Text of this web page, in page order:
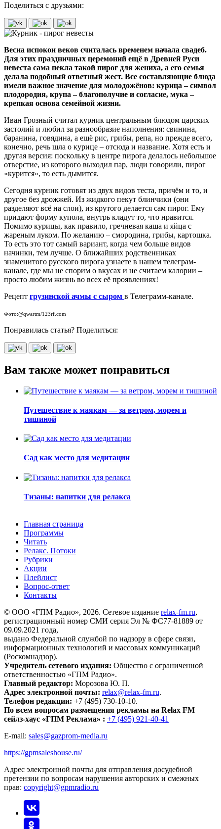
Поделиться с друзьями:
Весна испокон веков считалась временем начала свадеб.
Для этих праздничных церемоний ещё в Древней Руси
невеста сама пекла такой пирог для жениха, а его семья
делала подобный ответный жест. Все составляющие блюда
имели важное значение для молодожёнов: курица – символ
плодородия, крупа – благополучие и согласие, мука –
крепкая основа семейной жизни.
Иван Грозный считал курник центральным блюдом царских
застолий и любил за разнообразие наполнения: свинина,
баранина, говядина, а ещё рис, грибы, репа, но прежде всего,
конечно, речь шла о курице – отсюда и название. Хотя есть и
другая версия: поскольку в центре пирога делалось небольшое
отверстие, из которого выходил пар, люди говорили, пирог
«курится», то есть дымится.
Сегодня курник готовят из двух видов теста, причём и то, и
другое без дрожжей. Из жидкого пекут блинчики (они
разделяют всё на слои), из крутого делается сам пирог. Ему
придают форму купола, внутрь кладут то, что нравится.
Помимо курицы, как правило, гречневая каша и яйца с
жареным луком. По желанию – смородина, грибы, картошка.
То есть это тот самый вариант, когда чем больше видов
начинки, тем лучше. О ближайших родственниках
знаменитого русского пирога узнаете в нашем телеграм-
канале, где мы не спорим о вкусах и не считаем калории –
просто любим жизнь во всех её проявлениях!
Рецепт грузинской ачмы с сыром в Телеграмм-канале.
Фото:@qwartm/123rf.com
Понравилась статья? Поделиться:
Вам также может понравиться
Путешествие к маякам — за ветром, морем и
тишиной
Сад как место для медитации
Тизаны: напитки для релакса
Главная страница
Программы
Читать
Релакс. Потоки
Рубрики
Акции
Плейлист
Вопрос-ответ
Контакты
© ООО «ГПМ Радио», 2026. Сетевое издание relax-fm.ru,
регистрационный номер СМИ серия Эл № ФС77-81889 от
09.09.2021 года,
выдано Федеральной службой по надзору в сфере связи,
информационных технологий и массовых коммуникаций
(Роскомнадзор).
Учредитель сетевого издания: Общество с ограниченной
ответственностью «ГПМ Радио».
Главный редактор: Морозова Ю. П.
Адрес электронной почты: relax@relax-fm.ru.
Телефон редакции: +7 (495) 730-10-10.
По всем вопросам размещения рекламы на Relax FM
сейлз-хаус «ГПМ Реклама» : +7 (495) 921-40-41
E-mail: sales@gazprom-media.ru
https://gpmsaleshouse.ru/
Адрес электронной почты для отправления досудебной
претензии по вопросам нарушения авторских и смежных
прав: copyright@gpmradio.ru